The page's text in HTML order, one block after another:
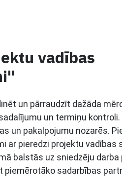
vadības
un pārraudzīt dažāda
un termiņu kontroli.
un pakalpojumu nozarēs.
ar pieredzi projektu vadības
balstās uz sniedzēju darba
piemērotāko sadarbības